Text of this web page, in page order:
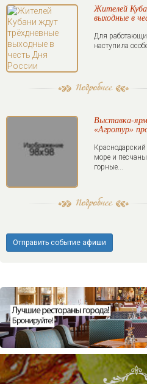
Жителей
выходные в
Для
наступила
Выставка-
«Агротур»
Краснодарский
море и
горные...
Отправить событие афиши